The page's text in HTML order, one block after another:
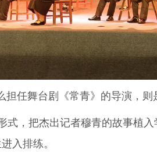
舞台剧《常青》的导演，则
，把杰出记者穆青的故事植入
入排练。